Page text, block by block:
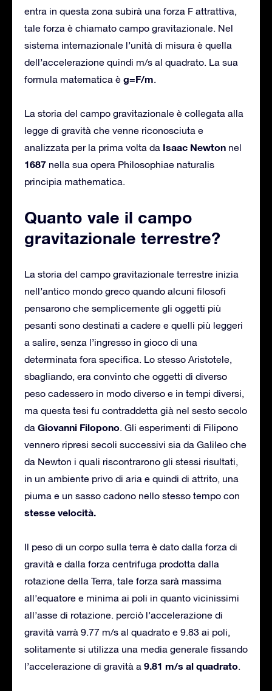
entra in questa zona subirà una forza F attrattiva,
tale forza è chiamato campo gravitazionale. Nel
sistema internazionale l’unità di misura è quella
dell’accelerazione quindi m/s al quadrato. La sua
formula matematica è g=F/m.
La storia del campo gravitazionale è collegata alla
legge di gravità che venne riconosciuta e
analizzata per la prima volta da Isaac Newton nel
1687 nella sua opera Philosophiae naturalis
principia mathematica.
Quanto vale il campo
gravitazionale terrestre?
La storia del campo gravitazionale terrestre inizia
nell’antico mondo greco quando alcuni filosofi
pensarono che semplicemente gli oggetti più
pesanti sono destinati a cadere e quelli più leggeri
a salire, senza l’ingresso in gioco di una
determinata fora specifica. Lo stesso Aristotele,
sbagliando, era convinto che oggetti di diverso
peso cadessero in modo diverso e in tempi diversi,
ma questa tesi fu contraddetta già nel sesto secolo
da Giovanni Filopono. Gli esperimenti di Filipono
vennero ripresi secoli successivi sia da Galileo che
da Newton i quali riscontrarono gli stessi risultati,
in un ambiente privo di aria e quindi di attrito, una
piuma e un sasso cadono nello stesso tempo con
stesse velocità.
Il peso di un corpo sulla terra è dato dalla forza di
gravità e dalla forza centrifuga prodotta dalla
rotazione della Terra, tale forza sarà massima
all’equatore e minima ai poli in quanto vicinissimi
all’asse di rotazione. perciò l’accelerazione di
gravità varrà 9.77 m/s al quadrato e 9.83 ai poli,
solitamente si utilizza una media generale fissando
l’accelerazione di gravità a 9.81 m/s al quadrato.